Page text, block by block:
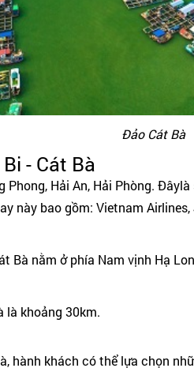
Đảo Cát Bà
- Cát Bà
Hải An, Hải Phòng.
này bao gồm: Vietnam
Bà nằm ở phía Nam vịnh Hạ
là khoảng 30km.
hành khách có thể lựa chọn